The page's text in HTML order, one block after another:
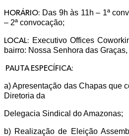
HORÁRIO: Das 9h às 11h – 1ª
– 2ª convocação;
LOCAL: Executivo Offices
bairro: Nossa Senhora das
PAUTA ESPECÍFICA:
a) Apresentação das Chapas que
Diretoria da
Delegacia Sindical do Amazonas;
b) Realização de Eleição